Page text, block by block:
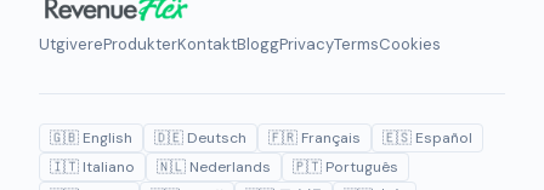
UtgivereProdukterKontaktBloggPrivacyTermsCookies
🇬🇧 English 🇩🇪 Deutsch 🇫🇷 Français
🇪🇸 Español
🇮🇹 Italiano
🇳🇱 Nederlands
🇵🇹 Português